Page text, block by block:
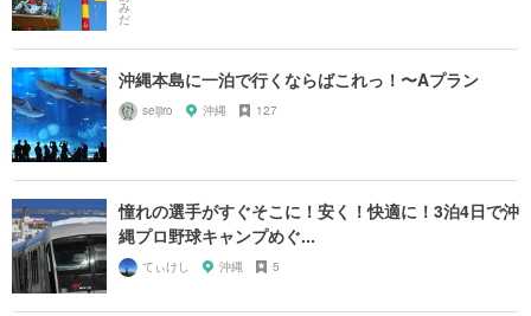
沖縄本島に一泊で行くならばこれっ！〜Aプラン
seijiro 沖縄 127
憧れの選手がすぐそこに！安く！快適に！3泊4日で沖
縄プロ野球キャンプめぐ...
てぃけし 沖縄 5